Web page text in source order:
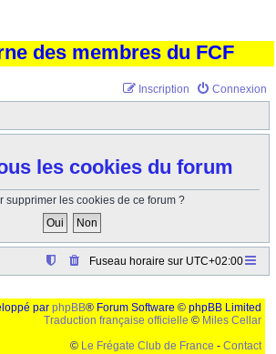
des membres du FCF
Connexion
Inscription
les cookies du forum
supprimer les cookies de ce forum ?
Fuseau horaire sur UTC+02:00
par phpBB® Forum Software © phpBB Limited
Traduction française officielle © Miles Cellar
© Le Frégate Club de France - Contact